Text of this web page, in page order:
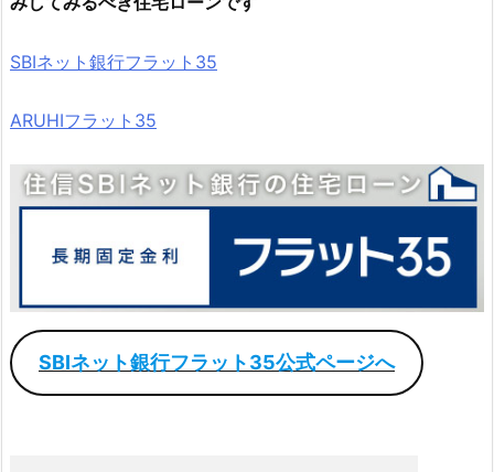
SBIネット銀行フラット35
ARUHIフラット35
SBIネット銀行フラット35公式ページへ